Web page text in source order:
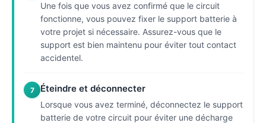
Une fois que vous avez confirmé que le circuit
fonctionne, vous pouvez fixer le support batterie à
votre projet si nécessaire. Assurez-vous que le
support est bien maintenu pour éviter tout contact
accidentel.
7 Éteindre et déconnecter
Lorsque vous avez terminé, déconnectez le support
batterie de votre circuit pour éviter une décharge